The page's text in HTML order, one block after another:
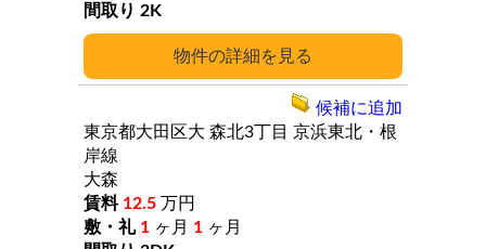
詳細
2K
東京都大田区大 森北3丁目 京浜東北・根
岸線
大森
12.5 万円
1 ヶ月 1 ヶ月
候補に追加